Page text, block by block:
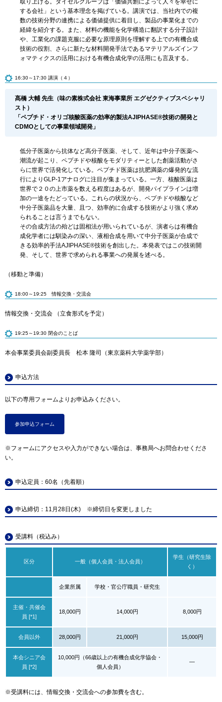
取り上げる。ダイセルグループは「価値共創によって人々を幸せに
する会社」という基本理念を掲げている。講演では、当社内での複
数の技術分野の連携による価値提供に着目し、製品の事業化までの
経緯を紹介する。また、材料の機能を化学構造に翻訳する分子設計
や、工業化の課題克服に必要な原理原則を理解する上での有機合成
技術の役割、さらに新たな材料開発手法であるマテリアルズインフ
ォマティクスの活用における有機合成化学の活用にも言及する。
16:30～17:30 講演（４）
髙橋 大輔 先生（味の素株式会社 東海事業所 エグゼクティブスペシャリ
スト）
「ペプチド・オリゴ核酸医薬の効率的製法AJIPHASE®技術の開発と
CDMOとしての事業領域開発」
低分子医薬から抗体など高分子医薬、そして、近年は中分子医薬へ
潮流が起こり、ペプチドや核酸をモダリティーとした創薬活動がさ
らに世界で活発化している。ペプチド医薬は抗肥満薬の爆発的な流
行によりGLP-1アナログに注目が集まっている。一方、核酸医薬は
世界で２０の上市薬を数える程度はあるが、開発パイプラインは増
加の一途をたどっている。これらの状況から、ペプチドや核酸など
中分子医薬品を大量、且つ、効率的に合成する技術がより強く求め
られることは言うまでもない。
その合成方法の殆どは固相法が用いられているが、演者らは有機合
成化学者には馴染みの深い、液相合成を用いて中分子医薬が合成で
きる効率的手法AJIPHASE®技術を創出した。本発表ではこの技術開
発、そして、世界で求められる事業への発展を述べる。
（移動と準備）
18:00～19:25 情報交換・交流会
情報交換・交流会 （立食形式を予定）
19:25～19:30 閉会のことば
本会事業委員会副委員長 松本 隆司（東京薬科大学薬学部）
申込方法
以下の専用フォームよりお申込みください。
参加申込フォーム
※フォームにアクセスや入力ができない場合は、事務局へお問合わせくださ
い。
申込定員：60名（先着順）
申込締切：11月28日(木) ※締切日を変更しました
受講料（税込み）
区分 一般（個人会員・法人会員）
学生（研究生除
く）
企業所属 学校・官公庁職員・研究生
主催・共催会
員 [*1]
18,000円 14,000円 8,000円
会員以外 28,000円 21,000円 15,000円
本会シニア会
員 [*2]
10,000円（66歳以上の有機合成化学協会・
個人会員）
—
※受講料には、情報交換・交流会への参加費を含む。